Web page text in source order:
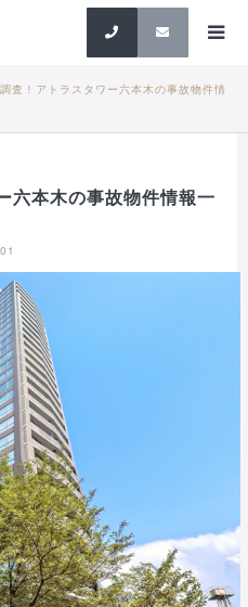
検索
査！アトラスタワー六本木の事故物件情
六本木の事故物件情報一